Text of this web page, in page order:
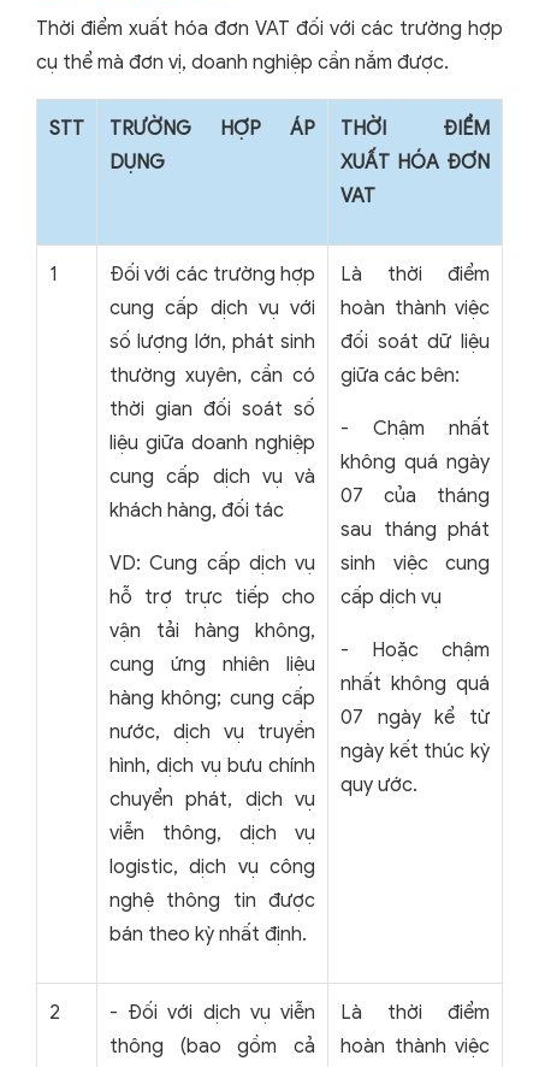
Thời điểm xuất hóa đơn VAT đối với các trường hợp
cụ thể mà đơn vị, doanh nghiệp cần nắm được.
STT
TRƯỜNG HỢP ÁP
DỤNG
THỜI ĐIỂM
XUẤT HÓA ĐƠN
VAT
1
Đối với các trường hợp
cung cấp dịch vụ với
số lượng lớn, phát sinh
thường xuyên, cần có
thời gian đối soát số
liệu giữa doanh nghiệp
cung cấp dịch vụ và
khách hàng, đối tác
VD: Cung cấp dịch vụ
hỗ trợ trực tiếp cho
vận tải hàng không,
cung ứng nhiên liệu
hàng không; cung cấp
nước, dịch vụ truyền
hình, dịch vụ bưu chính
chuyển phát, dịch vụ
viễn thông, dịch vụ
logistic, dịch vụ công
nghệ thông tin được
bán theo kỳ nhất định.
Là thời điểm
hoàn thành việc
đối soát dữ liệu
giữa các bên:
- Chậm nhất
không quá ngày
07 của tháng
sau tháng phát
sinh việc cung
cấp dịch vụ
- Hoặc chậm
nhất không quá
07 ngày kể từ
ngày kết thúc kỳ
quy ước.
2
- Đối với dịch vụ viễn
thông (bao gồm cả
Là thời điểm
hoàn thành việc